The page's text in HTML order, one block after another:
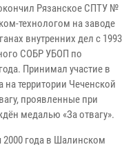
Рязанское СПТУ №
технологом на заводе
внутренних дел с 1993
СОБР УБОП по
Принимал участие в
территории Чеченской
проявленные при
медалью «За отвагу».
года в Шалинском